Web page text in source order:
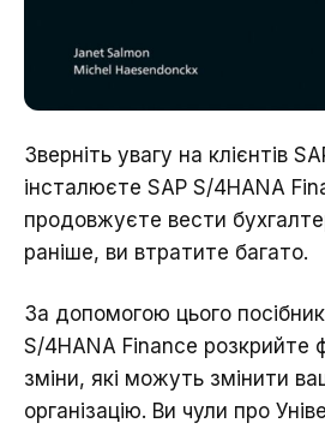
Зверніть увагу на клієнтів
інсталюєте SAP S/4HANA
продовжуєте вести
раніше, ви втратите багато.
За допомогою цього
S/4HANA Finance розкрийте
зміни, які можуть змінити
організацію. Ви чули про